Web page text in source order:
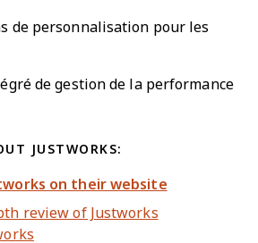
de personnalisation pour les
de gestion de la performance
JUSTWORKS:
on their website
review of Justworks